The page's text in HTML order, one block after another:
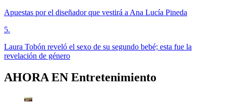
Apuestas por el diseñador que vestirá a Ana Lucía Pineda
5.
Laura Tobón reveló el sexo de su segundo bebé; esta fue la
revelación de género
AHORA EN Entretenimiento